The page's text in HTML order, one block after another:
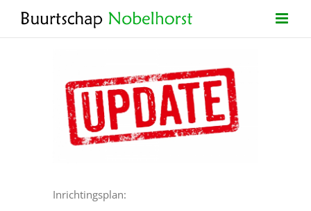
grotere
afbeelding
Inrichtingsplan: